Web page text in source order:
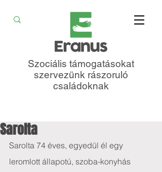
Szociális támogatásokat
szervezünk rászoruló
családoknak
Sarolta
Sarolta 74 éves, egyedül él egy
leromlott állapotú, szoba-konyhás